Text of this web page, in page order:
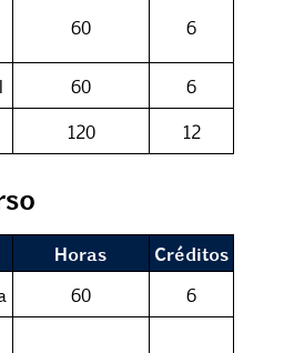
60 6
60
6
120 12
Horas Créditos
60
6